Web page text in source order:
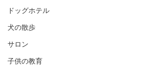
ドッグホテル
犬の散歩
サロン
子供の教育